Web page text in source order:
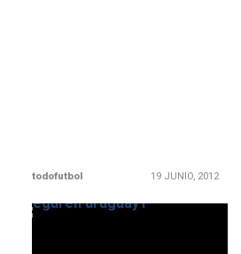
todofutbol 19 JUNIO, 2012